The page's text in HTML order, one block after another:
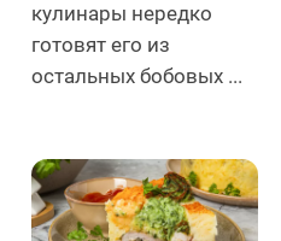
кулинары нередко
готовят его из
остальных бобовых ...